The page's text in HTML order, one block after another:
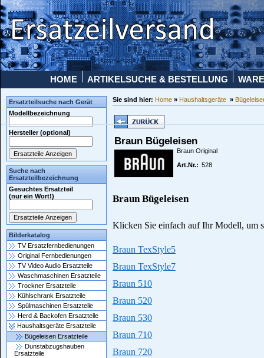
HOME ARTIKELSUCHE & BESTELLUNG
Ersatzteilsuche nach Gerät
Modellbezeichnung
Hersteller (optional)
Suche nach
Ersatzteilbezeichnung
Gesuchtes Ersatzteil
(nur ein Wort!)
Bilderkatalog
TV Ersatzfernbedienungen
Original Fernbedienungen
TV Video Audio Ersatzteile
Waschmaschinen Ersatzteile
Trockner Ersatzteile
Kühlschrank Ersatzteile
Spülmaschinen Ersatzteile
Herd & Backofen Ersatzteile
Haushaltsgeräte Ersatzteile
Bügeleisen Ersatzteile
Dunstabzugshauben
Ersatzteile
Sie sind hier: Home » Haushaltsgeräte »
Braun Bügeleisen
Braun Original
Art.Nr.: 528
Braun Bügeleisen
Klicken Sie einfach auf Ihr Modell, um
Braun TexStyle5
Braun TexStyle7
Braun 510
Braun 520
Braun 530
Braun 710
Braun 720